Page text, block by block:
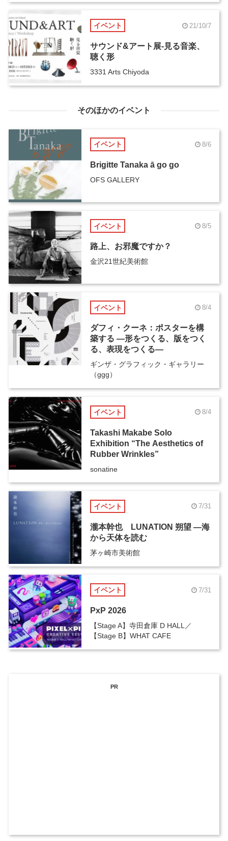
イベント 21/10/7
サウンド&アート展-見る音楽、
聴く形
3331 Arts Chiyoda
そのほかのイベント
イベント 8/6
Brigitte Tanaka ā go go
OFS GALLERY
イベント 8/5
路上、お邪魔ですか？
金沢21世紀美術館
イベント 8/4
ダフィ・クーネ：ポスターを構
築する ―形をつくる、版をつく
る、表現をつくる―
ギンザ・グラフィック・ギャラリー
（ggg）
イベント 8/4
Takashi Makabe Solo
Exhibition “The Aesthetics of
Rubber Wrinkles”
sonatine
イベント 7/31
瀧本幹也 LUNATION 朔望 ―海
から天体を読む
茅ヶ崎市美術館
イベント 7/31
PxP 2026
【Stage A】寺田倉庫 D HALL／
【Stage B】WHAT CAFE
PR